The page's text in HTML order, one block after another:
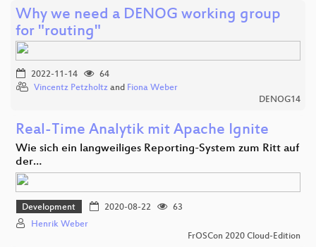
Why we need a DENOG working group
for "routing"
2022-11-14
64
Vincentz Petzholtz and Fiona Weber
DENOG14
Real-Time Analytik mit Apache Ignite
Wie sich ein langweiliges Reporting-System zum Ritt auf
der…
Development 2020-08-22
63
Henrik Weber
FrOSCon 2020 Cloud-Edition